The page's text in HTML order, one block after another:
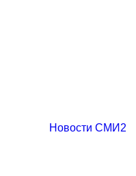
Новости СМИ2